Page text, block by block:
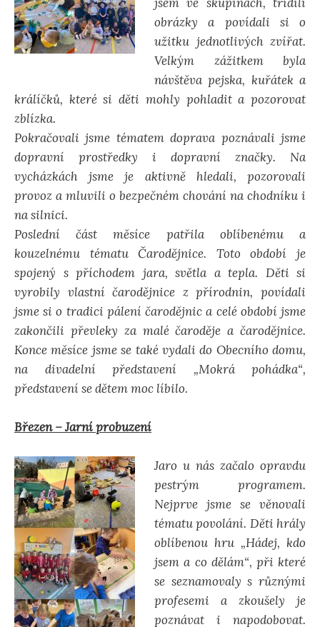
obrázky a povídali si o
užitku jednotlivých zvířat.
Velkým zážitkem byla
návštěva pejska, kuřátek a
králíčků, které si děti mohly pohladit a pozorovat
zblízka.
Pokračovali jsme tématem doprava poznávali jsme
dopravní prostředky i dopravní značky. Na
vycházkách jsme je aktivně hledali, pozorovali
provoz a mluvili o bezpečném chování na chodníku i
na silnici.
Poslední část měsíce patřila oblíbenému a
kouzelnému tématu Čarodějnice. Toto období je
spojený s příchodem jara, světla a tepla. Děti si
vyrobily vlastní čarodějnice z přírodnin, povídali
jsme si o tradici pálení čarodějnic a celé období jsme
zakončili převleky za malé čaroděje a čarodějnice.
Konce měsíce jsme se také vydali do Obecního domu,
na divadelní představení „Mokrá pohádka“,
představení se dětem moc líbilo.
Březen – Jarní probuzení
Jaro u nás začalo opravdu
pestrým programem.
Nejprve jsme se věnovali
tématu povolání. Děti hrály
oblíbenou hru „Hádej, kdo
jsem a co dělám“, při které
se seznamovaly s různými
profesemi a zkoušely je
poznávat i napodobovat.